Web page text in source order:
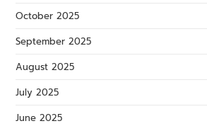
October 2025
September 2025
August 2025
July 2025
June 2025